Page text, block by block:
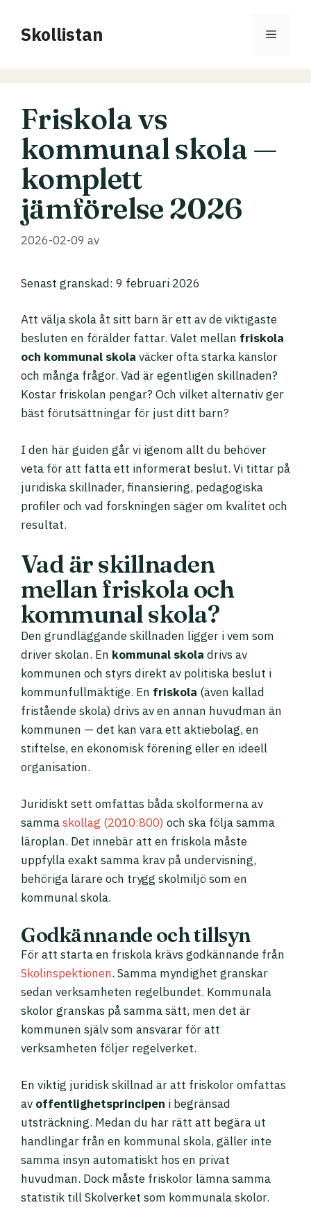
innehållSkollistan Meny
Friskola vs
kommunal skola —
komplett
jämförelse 2026
2026-02-09 av
Senast granskad: 9 februari 2026
Att välja skola åt sitt barn är ett av de viktigaste
besluten en förälder fattar. Valet mellan friskola
och kommunal skola väcker ofta starka känslor
och många frågor. Vad är egentligen skillnaden?
Kostar friskolan pengar? Och vilket alternativ ger
bäst förutsättningar för just ditt barn?
I den här guiden går vi igenom allt du behöver
veta för att fatta ett informerat beslut. Vi tittar på
juridiska skillnader, finansiering, pedagogiska
profiler och vad forskningen säger om kvalitet och
resultat.
Vad är skillnaden
mellan friskola och
kommunal skola?
Den grundläggande skillnaden ligger i vem som
driver skolan. En kommunal skola drivs av
kommunen och styrs direkt av politiska beslut i
kommunfullmäktige. En friskola (även kallad
fristående skola) drivs av en annan huvudman än
kommunen — det kan vara ett aktiebolag, en
stiftelse, en ekonomisk förening eller en ideell
organisation.
Juridiskt sett omfattas båda skolformerna av
sammaskollag (2010:800) och ska följa samma
läroplan. Det innebär att en friskola måste
uppfylla exakt samma krav på undervisning,
behöriga lärare och trygg skolmiljö som en
kommunal skola.
Godkännande och tillsyn
För att starta en friskola krävs godkännande från
Skolinspektionen. Samma myndighet granskar
sedan verksamheten regelbundet. Kommunala
skolor granskas på samma sätt, men det är
kommunen själv som ansvarar för att
verksamheten följer regelverket.
En viktig juridisk skillnad är att friskolor omfattas
av offentlighetsprincipen i begränsad
utsträckning. Medan du har rätt att begära ut
handlingar från en kommunal skola, gäller inte
samma insyn automatiskt hos en privat
huvudman. Dock måste friskolor lämna samma
statistik till Skolverket som kommunala skolor.